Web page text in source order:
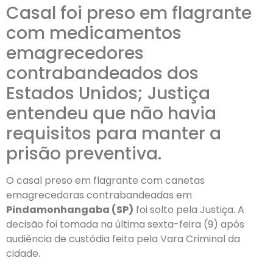
Casal foi preso em flagrante
com medicamentos
emagrecedores
contrabandeados dos
Estados Unidos; Justiça
entendeu que não havia
requisitos para manter a
prisão preventiva.
O casal preso em flagrante com canetas
emagrecedoras contrabandeadas em
Pindamonhangaba (SP) foi solto pela Justiça. A
decisão foi tomada na última sexta-feira (9) após
audiência de custódia feita pela Vara Criminal da
cidade.